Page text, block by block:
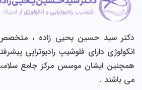
دکتر سید حسین یحیی زاده ، متخصص
انكولوژي دارای فلوشیپ رادیوتراپی
همچنین ایشان موسس مرکز جامع
می باشند .